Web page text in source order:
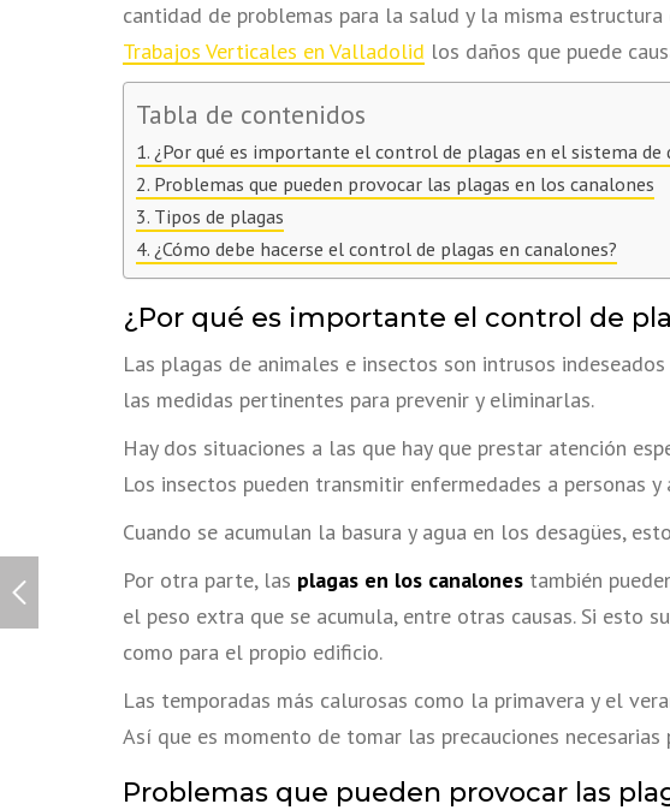
cantidad de problemas para la salud y la misma estructura
Trabajos Verticales en Valladolid los daños que puede
Tabla de contenidos
¿Por qué es importante el control de plagas en el sistema de
Problemas que pueden provocar las plagas en los canalones
Tipos de plagas
¿Cómo debe hacerse el control de plagas en canalones?
¿Por qué es importante el control de
Las plagas de animales e insectos son intrusos
las medidas pertinentes para prevenir y eliminarlas.
Hay dos situaciones a las que hay que prestar atención
Los insectos pueden transmitir enfermedades a personas
Cuando se acumulan la basura y agua en los desagües,
Por otra parte, las plagas en los canalones también
el peso extra que se acumula, entre otras causas. Si esto
como para el propio edificio.
Las temporadas más calurosas como la primavera y el
Así que es momento de tomar las precauciones
Problemas que pueden provocar las